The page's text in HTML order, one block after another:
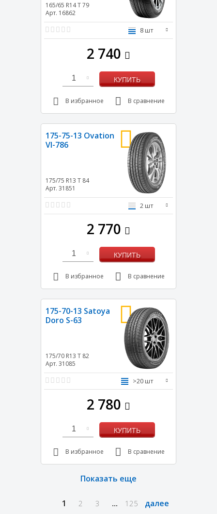
165/65 R14T79
Арт. 16862
8 шт
2 740
1 КУПИТЬ
В избранное В сравнение
175-75-13 Ovation
VI-786
175/75 R13 T 84
Арт. 31851
2 шт
2 770
1 КУПИТЬ
В избранное В сравнение
175-70-13 Satoya
Doro S-63
175/70 R13 T 82
Арт. 31085
>20 шт
2 780
1 КУПИТЬ
В избранное В сравнение
Показать еще
1 2 3 ... 125 далее